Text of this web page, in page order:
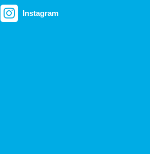
Instagram